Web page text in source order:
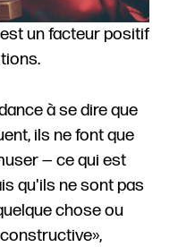
un facteur positif
à se dire que
ils ne font que
— ce qui est
qu'ils ne sont pas
chose ou